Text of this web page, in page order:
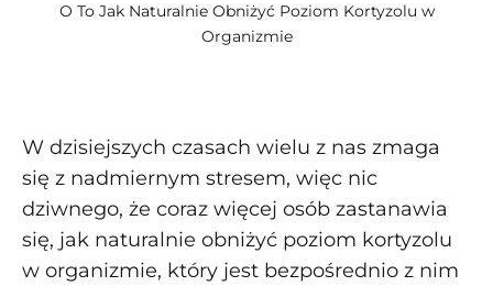
O To Jak Naturalnie Obniżyć Poziom Kortyzolu w
Organizmie
W dzisiejszych czasach wielu z nas zmaga
się z nadmiernym stresem, więc nic
dziwnego, że coraz więcej osób zastanawia
się, jak naturalnie obniżyć poziom kortyzolu
w organizmie, który jest bezpośrednio z nim